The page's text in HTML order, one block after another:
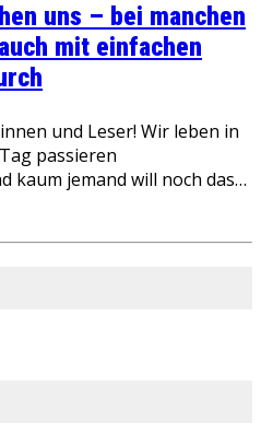
uns – bei manchen
mit einfachen
und Leser! Wir leben in
passieren
kaum jemand will noch das…